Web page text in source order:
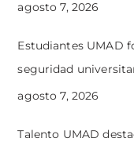
agosto 7, 2026
Estudiantes UMAD
seguridad
agosto 7, 2026
Talento UMAD